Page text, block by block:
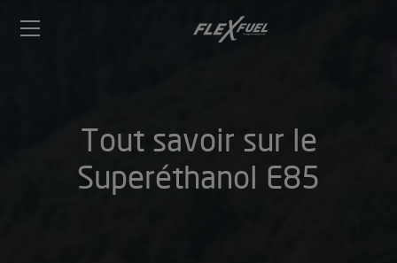
FlexFuel
Méga
Tout savoir sur le
Superéthanol E85